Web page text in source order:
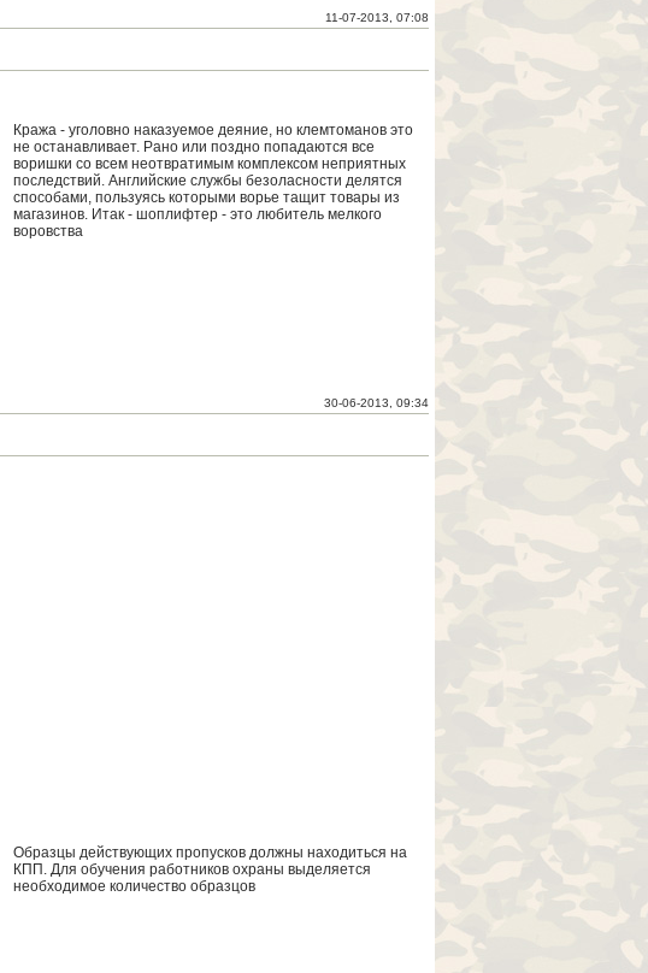
11-07-2013, 07:08
30-06-2013, 09:34
Кража - уголовно наказуемое деяние, но клемтоманов это
не останавливает. Рано или поздно попадаются все
воришки со всем неотвратимым комплексом неприятных
последствий. Английские службы безоласности делятся
способами, пользуясь которыми ворье тащит товары из
магазинов. Итак - шоплифтер - это любитель мелкого
воровства
Образцы действующих пропусков должны находиться на
КПП. Для обучения работников охраны выделяется
необходимое количество образцов